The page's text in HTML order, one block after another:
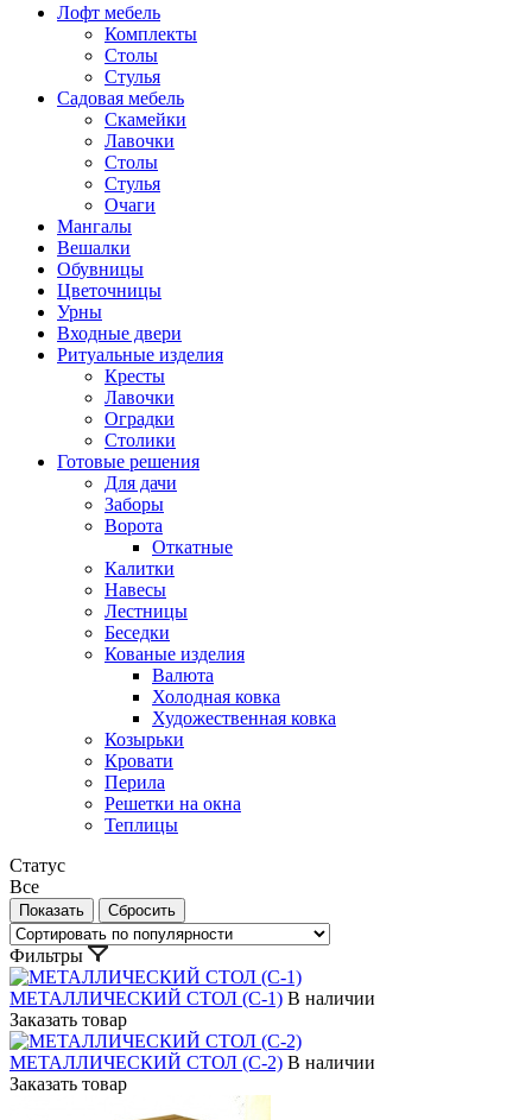
Лофт мебель
Комплекты
Столы
Стулья
Садовая мебель
Скамейки
Лавочки
Столы
Стулья
Очаги
Мангалы
Вешалки
Обувницы
Цветочницы
Урны
Входные двери
Ритуальные изделия
Кресты
Лавочки
Оградки
Столики
Готовые решения
Для дачи
Заборы
Ворота
Откатные
Калитки
Навесы
Лестницы
Беседки
Кованые изделия
Валюта
Холодная ковка
Художественная ковка
Козырьки
Кровати
Перила
Решетки на окна
Теплицы
Статус
Все
Фильтры
МЕТАЛЛИЧЕСКИЙ СТОЛ (С-1) В наличии
Заказать товар
МЕТАЛЛИЧЕСКИЙ СТОЛ (С-2) В наличии
Заказать товар